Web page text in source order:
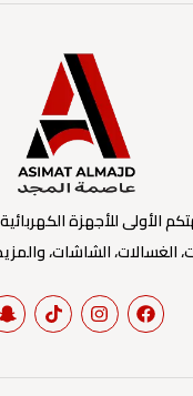
الأولى للأجهزة
الغسالات، الشاشات،